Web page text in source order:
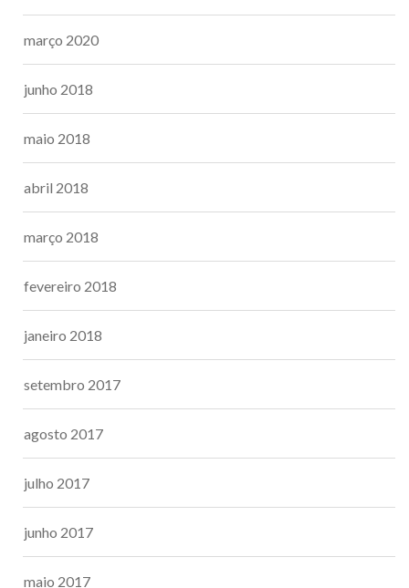
março 2020
junho 2018
maio 2018
abril 2018
março 2018
fevereiro 2018
janeiro 2018
setembro 2017
agosto 2017
julho 2017
junho 2017
maio 2017